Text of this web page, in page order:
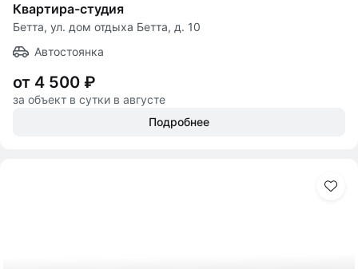
Квартира-студия
Бетта, ул. дом отдыха Бетта, д. 10
Автостоянка
от 4 500 ₽
за объект в сутки в августе
Подробнее